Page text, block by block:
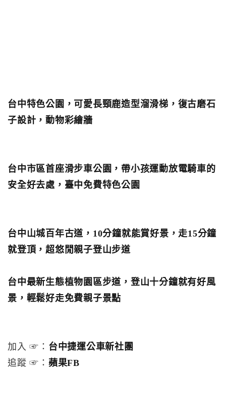
台中特色公園，可愛長頸鹿造型溜滑梯，復古磨石
子設計，動物彩繪牆
台中市區首座滑步車公園，帶小孩運動放電騎車的
安全好去處，臺中免費特色公園
台中山城百年古道，10分鐘就能賞好景，走15分鐘
就登頂，超悠閒親子登山步道
台中最新生態植物園區步道，登山十分鐘就有好風
景，輕鬆好走免費親子景點
加入 ☞： 台中捷運公車新社團
追蹤 ☞： 蘋果FB